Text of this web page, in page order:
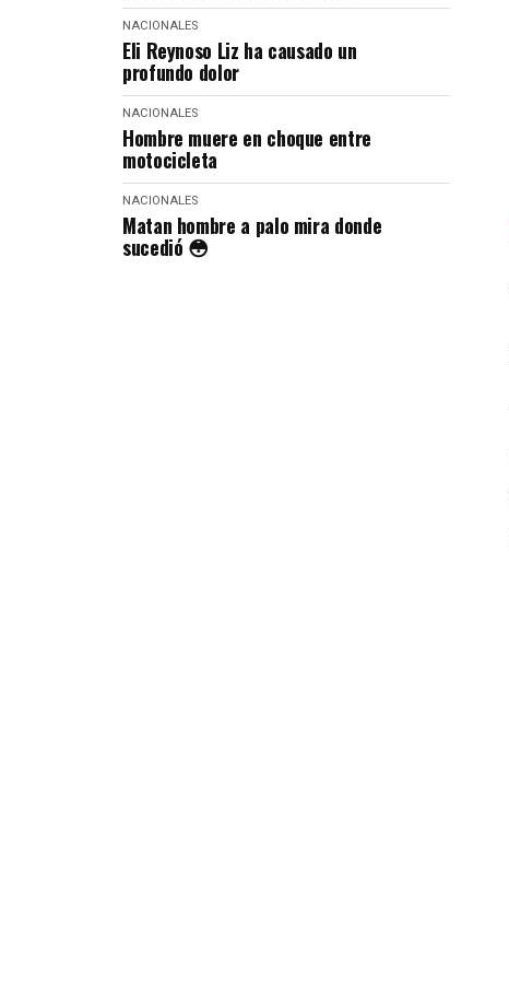
NACIONALES
Eli Reynoso Liz ha causado un
profundo dolor
NACIONALES
Hombre muere en choque entre
motocicleta
NACIONALES
Matan hombre a palo mira donde
sucedió 😳